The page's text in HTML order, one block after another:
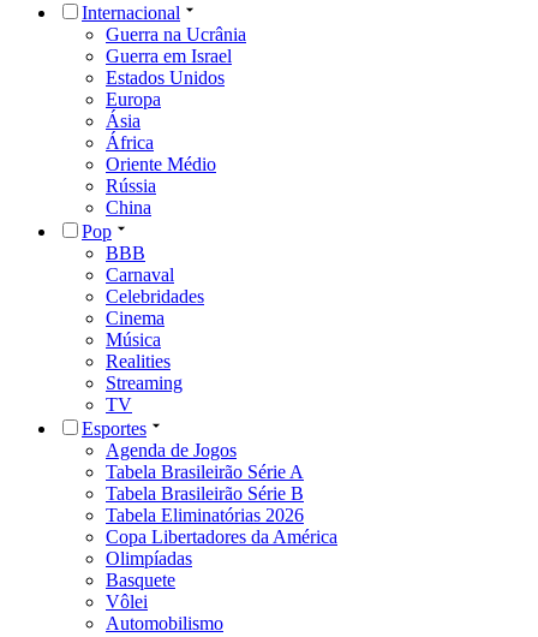
Internacional
Guerra na Ucrânia
Guerra em Israel
Estados Unidos
Europa
Ásia
África
Oriente Médio
Rússia
China
Pop
BBB
Carnaval
Celebridades
Cinema
Música
Realities
Streaming
TV
Esportes
Agenda de Jogos
Tabela Brasileirão Série A
Tabela Brasileirão Série B
Tabela Eliminatórias 2026
Copa Libertadores da América
Olimpíadas
Basquete
Vôlei
Automobilismo